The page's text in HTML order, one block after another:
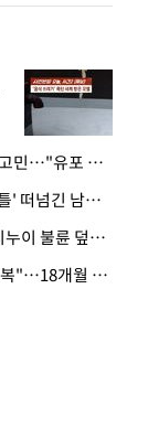
· 직장 불륜 발각된 40대 남성의 고민…"유포 동료 명예훼손·협박죄 고소 가능할까"
· 재취업한 시누이 위해 '조카 셔틀' 떠넘긴 남편…아내 "난 못한다"
· "남의 가정사 끼어들지 마"…시누이 불륜 덮으려는 남편에 억울한 아내
· "현관문 걷어차고 욕설 녹음 반복"…18개월 아기 키우는 집 뒤흔든 '앞집의 비극'